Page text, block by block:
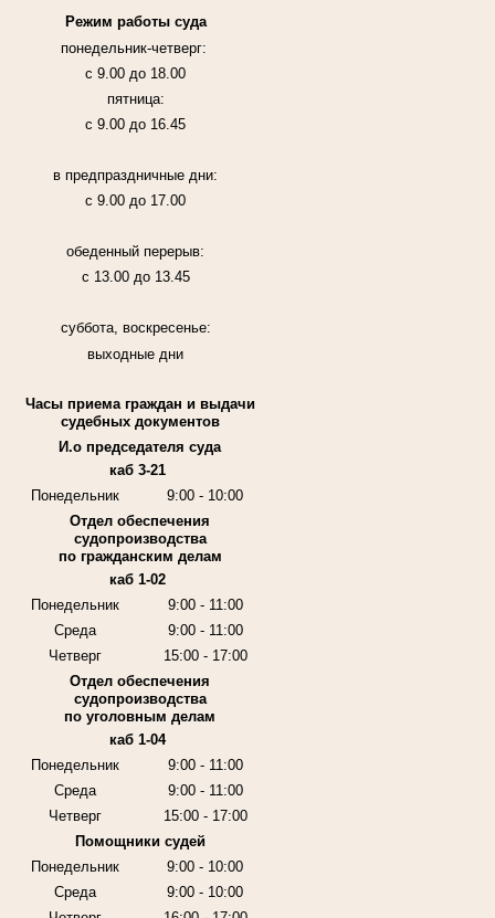
Режим работы суда
понедельник-четверг:
с 9.00 до 18.00
пятница:
с 9.00 до 16.45
в предпраздничные дни:
с 9.00 до 17.00
обеденный перерыв:
с 13.00 до 13.45
суббота, воскресенье:
выходные дни
Часы приема граждан и выдачи
судебных документов
И.о председателя суда
каб 3-21
Понедельник
9:00 - 10:00
Отдел обеспечения
судопроизводства
по гражданским делам
каб 1-02
Понедельник
9:00 - 11:00
Среда
9:00 - 11:00
Четверг
15:00 - 17:00
Отдел обеспечения
судопроизводства
по уголовным делам
каб 1-04
Понедельник
9:00 - 11:00
Среда
9:00 - 11:00
Четверг
15:00 - 17:00
Помощники судей
Понедельник
9:00 - 10:00
Среда
9:00 - 10:00